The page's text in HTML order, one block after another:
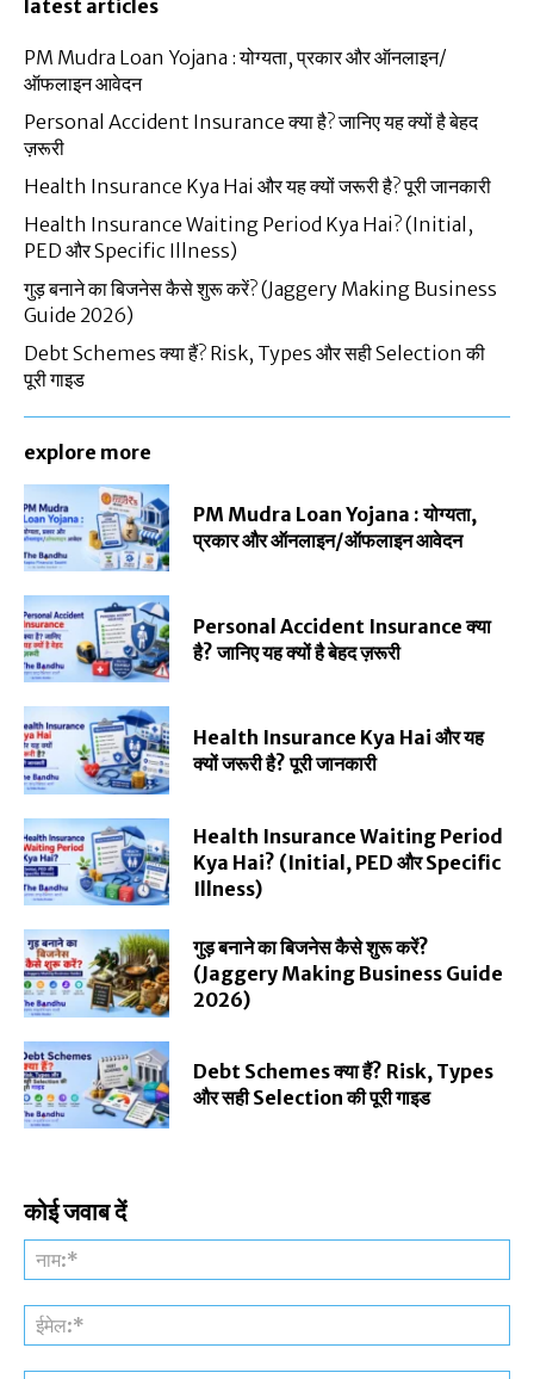
latest articles
PM Mudra Loan Yojana : योग्यता, प्रकार और ऑनलाइन/
ऑफलाइन आवेदन
Personal Accident Insurance क्या है? जानिए यह क्यों है बेहद
ज़रूरी
Health Insurance Kya Hai और यह क्यों जरूरी है? पूरी जानकारी
Health Insurance Waiting Period Kya Hai? (Initial,
PED और Specific Illness)
गुड़ बनाने का बिजनेस कैसे शुरू करें? (Jaggery Making Business
Guide 2026)
Debt Schemes क्या हैं? Risk, Types और सही Selection की
पूरी गाइड
explore more
PM Mudra Loan Yojana : योग्यता,
प्रकार और ऑनलाइन/ऑफलाइन आवेदन
Personal Accident Insurance क्या
है? जानिए यह क्यों है बेहद ज़रूरी
Health Insurance Kya Hai और यह
क्यों जरूरी है? पूरी जानकारी
Health Insurance Waiting Period
Kya Hai? (Initial, PED और Specific
Illness)
गुड़ बनाने का बिजनेस कैसे शुरू करें?
(Jaggery Making Business Guide
2026)
Debt Schemes क्या हैं? Risk, Types
और सही Selection की पूरी गाइड
कोई जवाब दें